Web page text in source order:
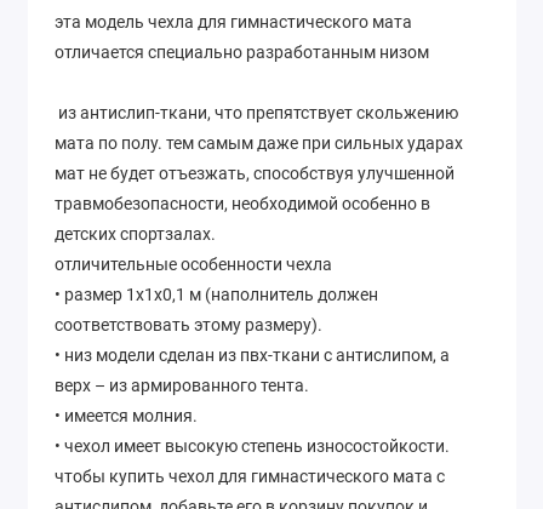
эта модель чехла для гимнастического мата
отличается специально разработанным низом
из антислип-ткани, что препятствует скольжению
мата по полу. тем самым даже при сильных ударах
мат не будет отъезжать, способствуя улучшенной
травмобезопасности, необходимой особенно в
детских спортзалах.
отличительные особенности чехла
• размер 1х1х0,1 м (наполнитель должен
соответствовать этому размеру).
• низ модели сделан из пвх-ткани с антислипом, а
верх – из армированного тента.
• имеется молния.
• чехол имеет высокую степень износостойкости.
чтобы купить чехол для гимнастического мата с